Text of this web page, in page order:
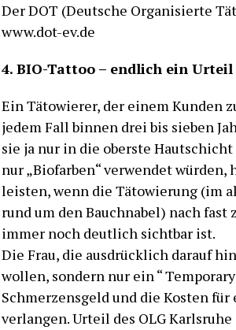
Der DOT (Deutsche Organisierte
www.dot-ev.de
4. BIO-Tattoo – endlich ein
Ein Tätowierer, der einem Kunden
jedem Fall binnen drei bis sieben
sie ja nur in die oberste
nur „Biofarben“ verwendet würden,
leisten, wenn die Tätowierung (im
rund um den Bauchnabel) nach
immer noch deutlich sichtbar ist.
Die Frau, die ausdrücklich darauf
wollen, sondern nur ein “
Schmerzensgeld und die Kosten
verlangen. Urteil des OLG Karlsruhe